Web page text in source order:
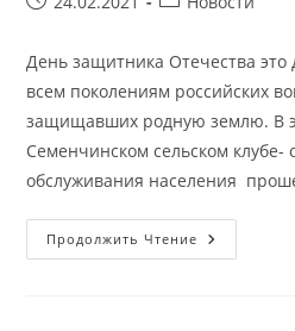
День защитника Отечества
всем поколениям российских
защищавших родную землю. В
Семенчинском сельском клубе-
обслуживания населения
Продолжить Чтение Вечер
-отдыха